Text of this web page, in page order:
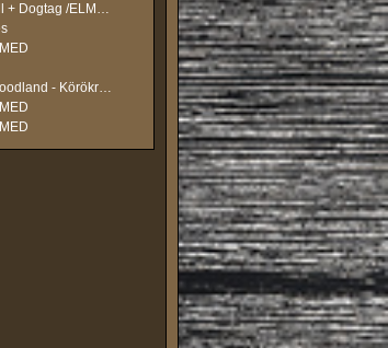
King of the Hill + Dogtag /ELMARAD/
!Korábban! Woodland - Körökre osztott gyakorló játék